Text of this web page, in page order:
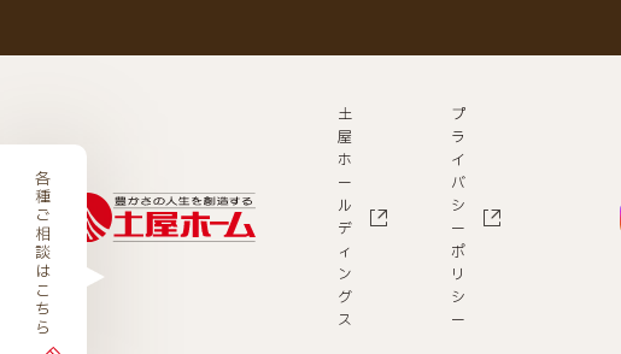
各種ご相談はこちら
土
屋
ホ
ー
ル
デ
ィ
ン
グ
ス
プ
ラ
イ
バ
シ
ー
ポ
リ
シ
ー